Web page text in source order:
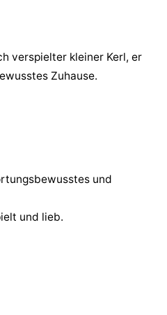
verspielter kleiner Kerl, er
Zuhause.
und
und lieb.